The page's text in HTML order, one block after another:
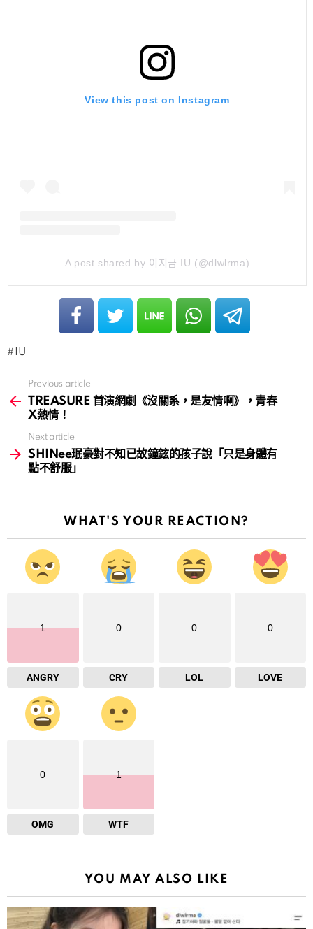
View this post on Instagram
A post shared by 이지금 IU (@dlwlrma)
IU
more
Previous article
TREASURE 首演網劇《沒關系，是友情啊》，青春
X熱情！
Next article
SHINee珉豪對不知已故鐘鉉的孩子說「只是身體有
點不舒服」
WHAT'S YOUR REACTION?
1
ANGRY
0
CRY
0
LOL
0
LOVE
0
OMG
1
WTF
YOU MAY ALSO LIKE